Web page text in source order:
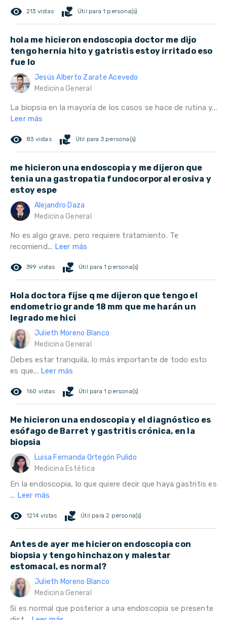
remove_red_eye 213 vistas volunteer_activism Útil para 1 persona(s)
hola me hicieron endoscopia doctor me dijo
tengo hernia hito y gatristis estoy irritado eso
fue lo
Jesús Alberto Zarate Acevedo
Medicina General
La biopsia en la mayoría de los casos se hace de rutina y...
Leer más
remove_red_eye 83 vistas volunteer_activism Útil para 3 persona(s)
me hicieron una endoscopia y me dijeron que
tenia una gastropatia fundocorporal erosiva y
estoy espe
Alejandro Daza
Medicina General
No es algo grave, pero requiere tratamiento. Te
recomiend... Leer más
remove_red_eye 399 vistas volunteer_activism Útil para 1 persona(s)
Hola doctora fijse q me dijeron que tengo el
endometrio grande 18 mm que me harán un
legrado me hici
Julieth Moreno Blanco
Medicina General
Debes estar tranquila, lo más importante de todo esto
es que... Leer más
remove_red_eye 160 vistas volunteer_activism Útil para 1 persona(s)
Me hicieron una endoscopia y el diagnóstico es
esófago de Barret y gastritis crónica, en la
biopsia
Luisa Fernanda Ortegón Pulido
Medicina Estética
En la endoscopia, lo que quiere decir que haya gastritis es
... Leer más
remove_red_eye 1214 vistas volunteer_activism Útil para 2 persona(s)
Antes de ayer me hicieron endoscopia con
biopsia y tengo hinchazon y malestar
estomacal, es normal?
Julieth Moreno Blanco
Medicina General
Si es normal que posterior a una endoscopia se presente